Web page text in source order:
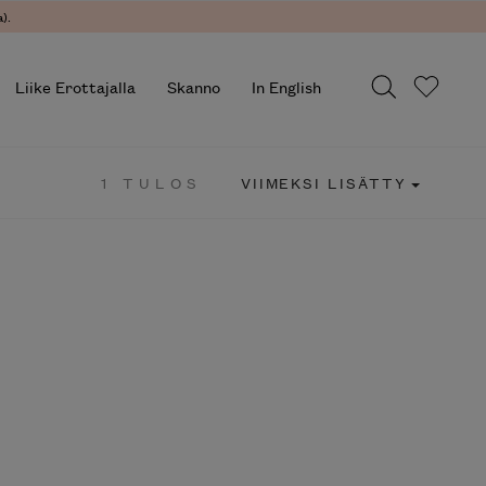
Liike Erottajalla Skanno In English
1 TULOS VIIMEKSI LISÄTTY